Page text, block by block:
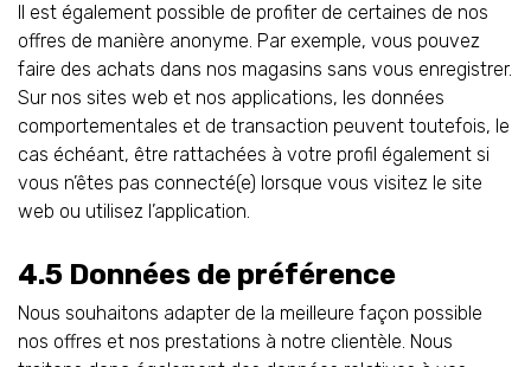
Il est également possible de profiter de certaines de nos
offres de manière anonyme. Par exemple, vous pouvez
faire des achats dans nos magasins sans vous enregistrer.
Sur nos sites web et nos applications, les données
comportementales et de transaction peuvent toutefois, le
cas échéant, être rattachées à votre profil également si
vous n’êtes pas connecté(e) lorsque vous visitez le site
web ou utilisez l’application.
4.5 Données de préférence
Nous souhaitons adapter de la meilleure façon possible
nos offres et nos prestations à notre clientèle. Nous